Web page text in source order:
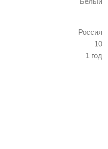
Россия
10
1 год